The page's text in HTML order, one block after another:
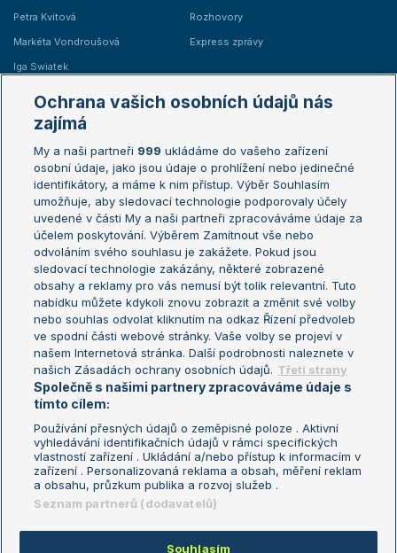
Petra Kvitová
Markéta Vondroušová
Iga Swiatek
Rozhovory
Express zprávy
Žebříčky
Žebříček ATP (muži)
Žebříček WTA (ženy)
Sázkařský žebříček
Australian Open
French Open
Wimbledon
US Open
Turnaj mistrů
Turnaj mistryň
Aktualní trendy
Fotbalové přestupy
Livesport Daily
LS Prague Open
Podmínky užití
Nastavení soukromí
GDPR a žurnalistika
Reklama
Kontakt
Informace o zpracování osobních
údajů
Ochrana vašich osobních údajů nás
zajímá
My a naši partneři 999 ukládáme do vašeho zařízení
osobní údaje, jako jsou údaje o prohlížení nebo jedinečné
identifikátory, a máme k nim přístup. Výběr Souhlasím
umožňuje, aby sledovací technologie podporovaly účely
uvedené v části My a naši partneři zpracováváme údaje za
účelem poskytování. Výběrem Zamítnout vše nebo
odvoláním svého souhlasu je zakážete. Pokud jsou
sledovací technologie zakázány, některé zobrazené
obsahy a reklamy pro vás nemusí být tolik relevantní. Tuto
nabídku můžete kdykoli znovu zobrazit a změnit své volby
nebo souhlas odvolat kliknutím na odkaz Řízení předvoleb
ve spodní části webové stránky. Vaše volby se projeví v
našem Internetová stránka. Další podrobnosti naleznete v
našich Zásadách ochrany osobních údajů. Třetí strany
Společně s našimi partnery zpracováváme údaje s
tímto cílem:
Používání přesných údajů o zeměpisné poloze . Aktivní
vyhledávání identifikačních údajů v rámci specifických
vlastností zařízení . Ukládání a/nebo přístup k informacím v
zařízení . Personalizovaná reklama a obsah, měření reklam
a obsahu, průzkum publika a rozvoj služeb .
Seznam partnerů (dodavatelů)
Souhlasím